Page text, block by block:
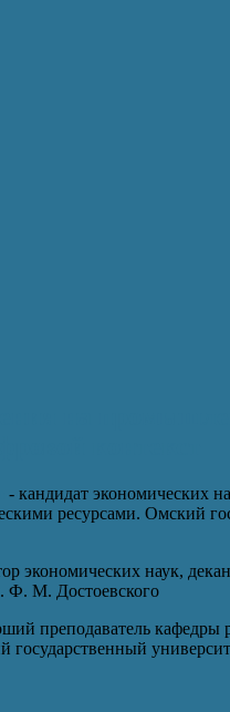
- кандидат экономических
ресурсами. Омский
экономических наук,
Ф. М. Достоевского
преподаватель кафедры
государственный